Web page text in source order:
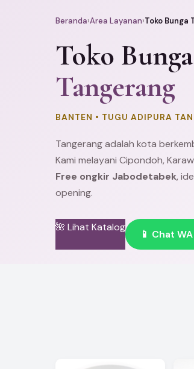
Beranda›Area Layanan›Toko Bunga
Toko Bunga
Tangerang
BANTEN • TUGU ADIPURA
Tangerang adalah kota
Kami melayani Cipondoh,
Free ongkir Jabodetabek,
opening.
🌺 Lihat Katalog
📱 Chat